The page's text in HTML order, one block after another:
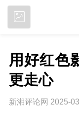
用好红色
更走心
新湘评论网 2025-